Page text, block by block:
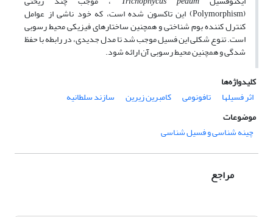
(Polymorphism) این تاکسون شده است، که خود ناشی از عوامل
کنترل کننده بوم شناختی و همچنین ساختارهای فیزیکی محیط رسوبی
است. تنوع شکلی این فسیل موجب شد تا مدل جدیدی، در رابطه با حفظ
شدگی و همچنین محیط رسوبی آن ارائه شود.
کلیدواژه‌ها
اثر فسیلها
تافونومی کامبرین زیرین
سازند سلطانیه
موضوعات
چینه شناسی و فسیل شناسی
مراجع